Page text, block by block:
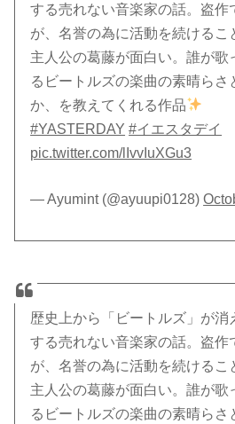
する売れない音楽家の話。盗作
が、名誉の為に活動を続けるこ
主人公の葛藤が面白い。誰が歌
るビートルズの楽曲の素晴らさ
か、を教えてくれる作品
#YASTERDAY #イエスタデイ
pic.twitter.com/lIvvIuXGu3
— Ayumint (@ayuupi0128)
歴史上から「ビートルズ」が消
する売れない音楽家の話。盗作
が、名誉の為に活動を続けるこ
主人公の葛藤が面白い。誰が歌
るビートルズの楽曲の素晴らさ